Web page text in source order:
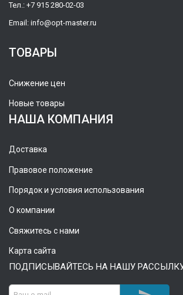
Тел.: +7 915 280-02-03
Email: info@opt-master.ru
ТОВАРЫ
Снижение цен
Новые товары
НАША КОМПАНИЯ
Доставка
Правовое положение
Порядок и условия использования
О компании
Свяжитесь с нами
Карта сайта
ПОДПИСЫВАЙТЕСЬ НА НАШУ